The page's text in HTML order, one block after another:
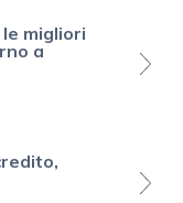
migliori
a